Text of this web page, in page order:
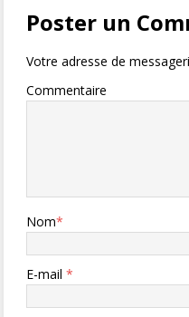
Poster un
Votre adresse de
Commentaire
Nom*
E-mail *